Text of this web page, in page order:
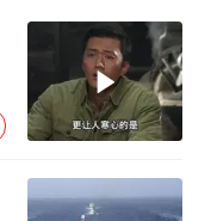
陕西柞水遭遇暴雨五千余户群众转移
蜜雪冰城员工抽烟收银 门店现已停业
嘲讽周星驰无儿女没朋友 李修贤道歉